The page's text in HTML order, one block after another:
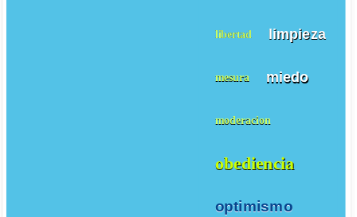
libertad limpieza
mesura miedo
moderacion
obediencia
optimismo